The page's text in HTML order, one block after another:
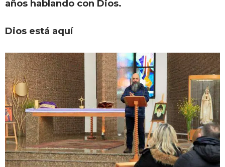
años hablando con Dios.
Dios está aquí